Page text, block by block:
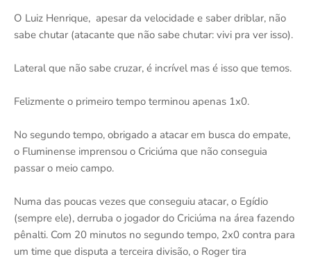
O Luiz Henrique, apesar da velocidade e saber driblar, não
sabe chutar (atacante que não sabe chutar: vivi pra ver isso).
Lateral que não sabe cruzar, é incrível mas é isso que temos.
Felizmente o primeiro tempo terminou apenas 1x0.
No segundo tempo, obrigado a atacar em busca do empate,
o Fluminense imprensou o Criciúma que não conseguia
passar o meio campo.
Numa das poucas vezes que conseguiu atacar, o Egídio
(sempre ele), derruba o jogador do Criciúma na área fazendo
pênalti. Com 20 minutos no segundo tempo, 2x0 contra para
um time que disputa a terceira divisão, o Roger tira